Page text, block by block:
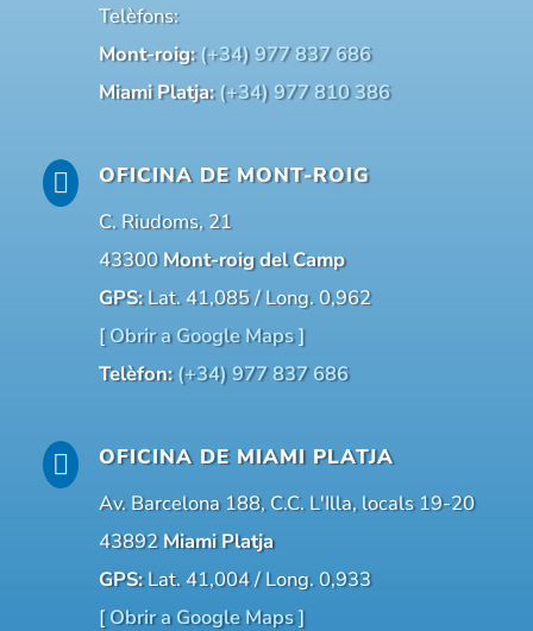
Telèfons:
Mont-roig: (+34) 977 837 686
Miami Platja: (+34) 977 810 386

OFICINA DE MONT-ROIG
C. Riudoms, 21
43300Mont-roig del Camp
GPS:Lat. 41,085 / Long. 0,962
[Obrir a Google Maps]
Telèfon: (+34) 977 837 686

OFICINA DE MIAMI PLATJA
Av. Barcelona 188, C.C. L'Illa, locals 19-20
43892Miami Platja
GPS:Lat. 41,004 / Long. 0,933
[Obrir a Google Maps]